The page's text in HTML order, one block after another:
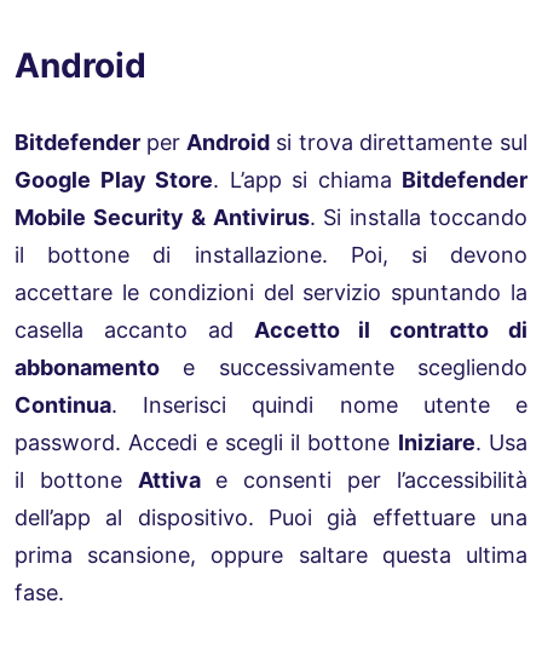
Android
Bitdefender per Android si trova direttamente sul
Google Play Store. L’app si chiama Bitdefender
Mobile Security & Antivirus. Si installa toccando
il bottone di installazione. Poi, si devono
accettare le condizioni del servizio spuntando la
casella accanto ad Accetto il contratto di
abbonamento e successivamente scegliendo
Continua. Inserisci quindi nome utente e
password. Accedi e scegli il bottone Iniziare. Usa
il bottone Attiva e consenti per l’accessibilità
dell’app al dispositivo. Puoi già effettuare una
prima scansione, oppure saltare questa ultima
fase.